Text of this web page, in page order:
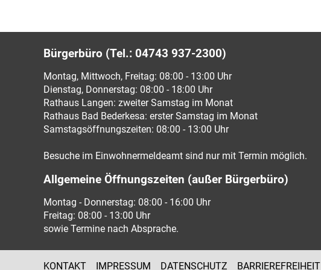
Bürgerbüro (Tel.: 04743 937-2300)
Montag, Mittwoch, Freitag: 08:00 - 13:00 Uhr
Dienstag, Donnerstag: 08:00 - 18:00 Uhr
Rathaus Langen: zweiter Samstag im Monat
Rathaus Bad Bederkesa: erster Samstag im Monat
Samstagsöffnungszeiten: 08:00 - 13:00 Uhr
Besuche im Einwohnermeldeamt sind nur mit Termin möglich.
Allgemeine Öffnungszeiten (außer Bürgerbüro)
Montag - Donnerstag: 08:00 - 16:00 Uhr
Freitag: 08:00 - 13:00 Uhr
sowie Termine nach Absprache.
KONTAKT IMPRESSUM DATENSCHUTZ BARRIEREFREIHEIT